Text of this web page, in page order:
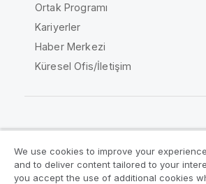
Ortak Programı
Kariyerler
Haber Merkezi
Küresel Ofis/İletişim
Yasal sözleşmeler Ürün Koşulları
We use cookies to improve your
and to deliver content tailored to your
you accept the use of additional cookies